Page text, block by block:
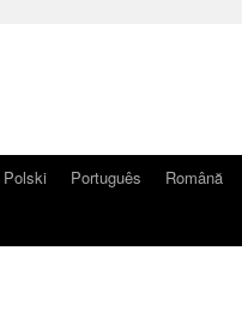
Polski Português Română